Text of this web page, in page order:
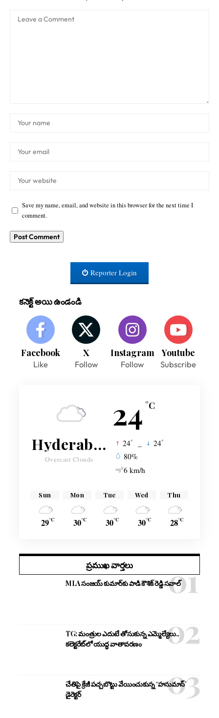
Save my name, email, and website in this browser for the next time I
comment.
Reporter Login
కనెక్ట్ అయి ఉండండి
Facebook
Like
X
Follow
Instagram
Follow
Youtube
Subscribe
24 °C
Hyderabad
Overcast Clouds
24° 24°
80%
6 km/h
Sun
29°C
Mon
30°C
Tue
30°C
Wed
30°C
Thu
28°C
ప్రముఖ వార్తలు
MLA సంజయ్ కుమార్‌కు పాడి కౌశిక్ రెడ్డి సవాల్
TG: మంత్రుల ఎదుటే తోసుకున్న ఎమ్మెల్యేలు..
కలెక్టరేట్‌లో యుద్ధ వాతావరణం
చేతిపై క్రేజీ పచ్చబొట్టు వేయించుకున్న ‘హనుమాన్’
డైరెక్టర్